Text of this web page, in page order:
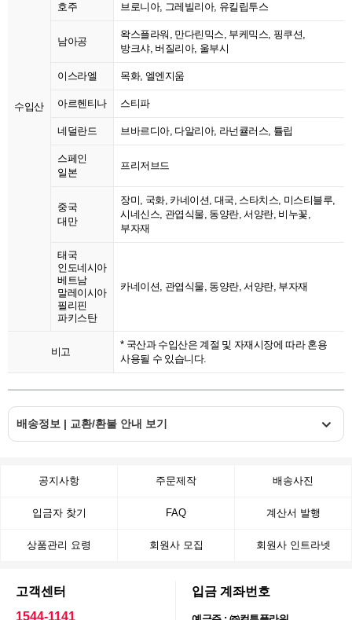
수입산
호주 브로니아, 그레빌리아, 유킬립투스
남아공
왁스플라워, 만다린믹스, 부케믹스, 핑쿠션,
방크샤, 버질리아, 울부시
이스라엘 목화, 엘엔지움
아르헨티나 스티파
네덜란드 브바르디아, 다알리아, 라넌큘러스, 튤립
스페인
일본
프리저브드
중국
대만
장미, 국화, 카네이션, 대국, 스타치스, 미스티블루,
시네신스, 관엽식물, 동양란, 서양란, 비누꽃,
부자재
태국
인도네시아
베트남
말레이시아
필리핀
파키스탄
카네이션, 관엽식물, 동양란, 서양란, 부자재
비고
* 국산과 수입산은 계절 및 자재시장에 따라 혼용
사용될 수 있습니다.
배송정보 | 교환/환불 안내 보기
공지사항 주문제작 배송사진
입금자 찾기 FAQ 계산서 발행
상품관리 요령 회원사 모집 회원사 인트라넷
고객센터
1544-1141
입금 계좌번호